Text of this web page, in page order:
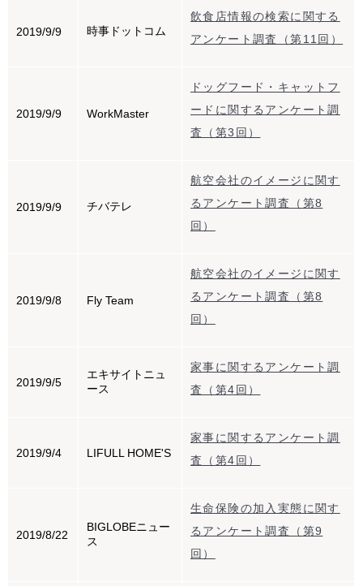
2019/9/9 時事ドットコム
飲食店情報の検索に関する
アンケート調査（第11回）
2019/9/9 WorkMaster
ドッグフード・キャットフ
ードに関するアンケート調
査（第3回）
2019/9/9 チバテレ
航空会社のイメージに関す
るアンケート調査（第8
回）
2019/9/8 Fly Team
航空会社のイメージに関す
るアンケート調査（第8
回）
2019/9/5
エキサイトニュ
ース
家事に関するアンケート調
査（第4回）
2019/9/4 LIFULL HOME'S
家事に関するアンケート調
査（第4回）
2019/8/22
BIGLOBEニュー
ス
生命保険の加入実態に関す
るアンケート調査（第9
回）